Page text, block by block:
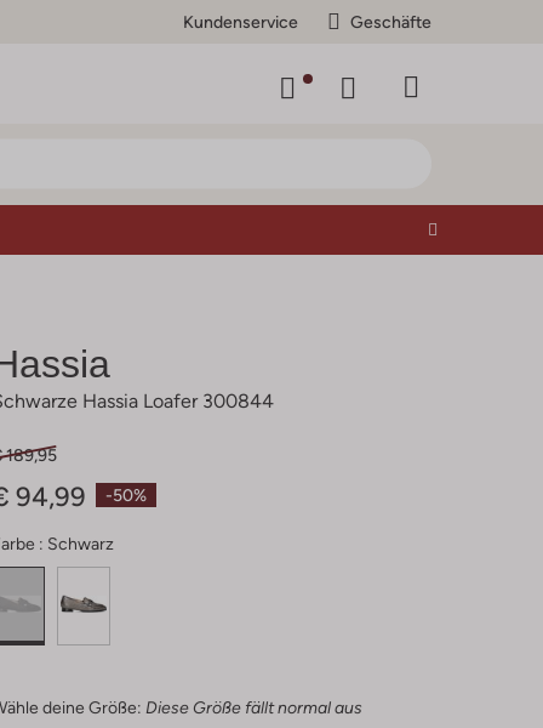
Kundenservice Geschäfte
Hassia Loafer 300844
-50%
189,95
94,99
: Schwarz
deine Größe: Diese Größe fällt normal aus